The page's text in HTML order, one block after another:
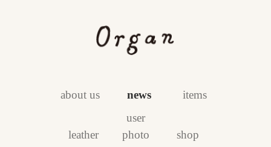
about us news items
leather
user
photo
shop